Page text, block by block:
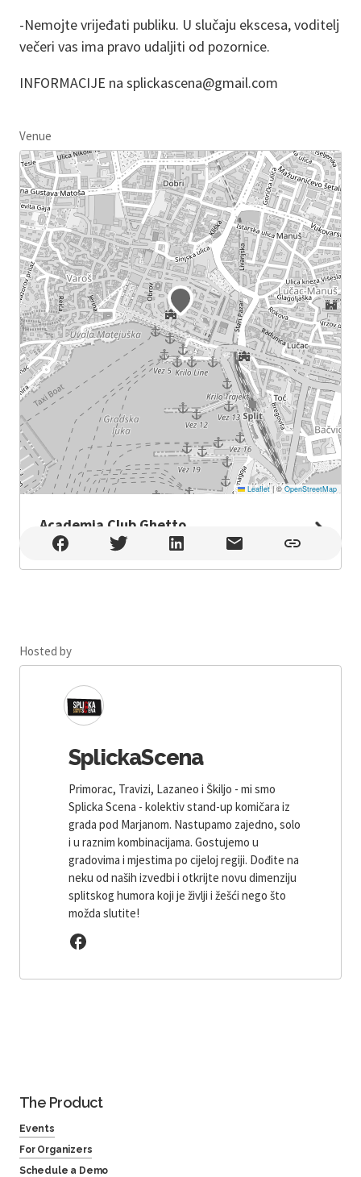
-Nemojte vrijeđati publiku. U slučaju ekscesa, voditelj
večeri vas ima pravo udaljiti od pozornice.
INFORMACIJE na splickascena@gmail.com
Venue
Leaflet |©OpenStreetMap
Academia Club Ghetto
Academia Club Ghetto , Split
Hosted by
SplickaScena
Primorac, Travizi, Lazaneo i Škiljo - mi smo
Splicka Scena - kolektiv stand-up komičara iz
grada pod Marjanom. Nastupamo zajedno, solo
i u raznim kombinacijama. Gostujemo u
gradovima i mjestima po cijeloj regiji. Dođite na
neku od naših izvedbi i otkrijte novu dimenziju
splitskog humora koji je življi i žešći nego što
možda slutite!
The Product
Events
For Organizers
Schedule a Demo